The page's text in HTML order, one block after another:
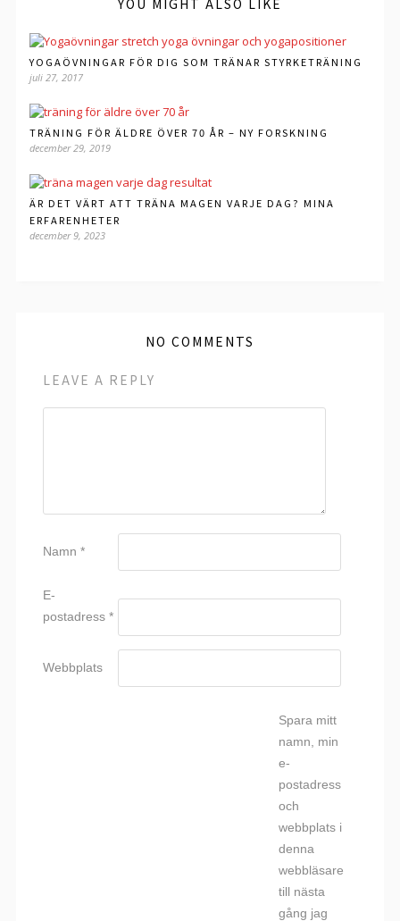
YOU MIGHT ALSO LIKE
YOGAÖVNINGAR FÖR DIG SOM TRÄNAR STYRKETRÄNING
juli 27, 2017
TRÄNING FÖR ÄLDRE ÖVER 70 ÅR – NY FORSKNING
december 29, 2019
ÄR DET VÄRT ATT TRÄNA MAGEN VARJE DAG? MINA
ERFARENHETER
december 9, 2023
NO COMMENTS
LEAVE A REPLY
Namn *
E-
postadress *
Webbplats
Spara mitt
namn, min
e-
postadress
och
webbplats i
denna
webbläsare
till nästa
gång jag